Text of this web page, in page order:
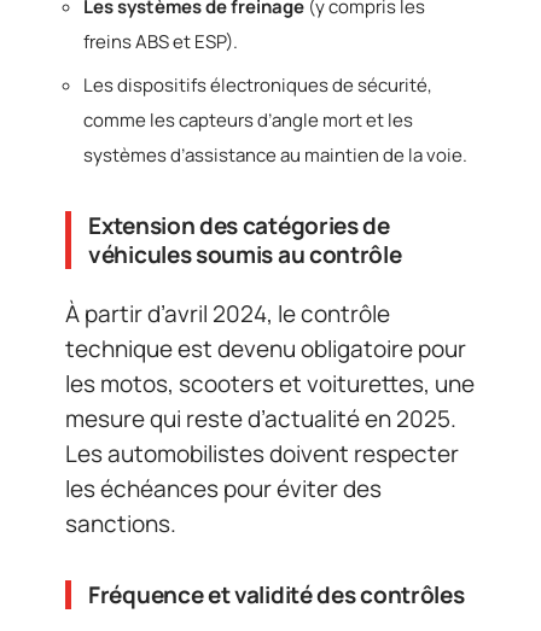
Les systèmes de freinage (y compris les
freins ABS et ESP).
Les dispositifs électroniques de sécurité,
comme les capteurs d’angle mort et les
systèmes d’assistance au maintien de la voie.
Extension des catégories de
véhicules soumis au contrôle
À partir d’avril 2024, le contrôle
technique est devenu obligatoire pour
les motos, scooters et voiturettes, une
mesure qui reste d’actualité en 2025.
Les automobilistes doivent respecter
les échéances pour éviter des
sanctions.
Fréquence et validité des contrôles